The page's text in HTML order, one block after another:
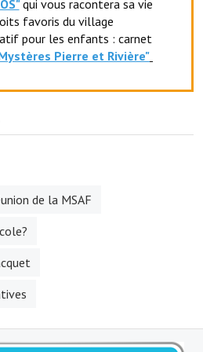
qui vous racontera sa vie
favoris du village
pour les enfants : carnet
Pierre et Rivière"
de la MSAF